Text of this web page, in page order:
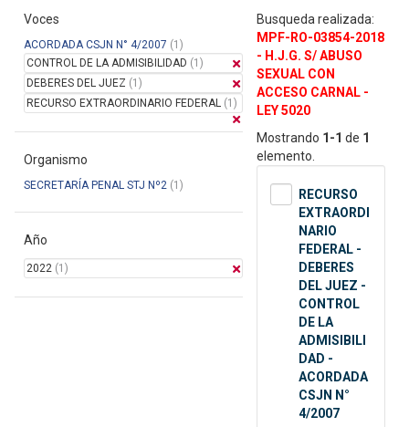
Manual del Usuario
Voces
ACORDADA CSJN N° 4/2007 (1)
CONTROL DE LA ADMISIBILIDAD (1)
DEBERES DEL JUEZ (1)
RECURSO EXTRAORDINARIO FEDERAL (1)
Organismo
SECRETARÍA PENAL STJ Nº2 (1)
Año
2022 (1)
Busqueda realizada:
MPF-RO-03854-2018
- H.J.G. S/ ABUSO
SEXUAL CON
ACCESO CARNAL -
LEY 5020
Mostrando 1-1 de 1
elemento.
RECURSO
EXTRAORDI
NARIO
FEDERAL -
DEBERES
DEL JUEZ -
CONTROL
DE LA
ADMISIBILI
DAD -
ACORDADA
CSJN N°
4/2007